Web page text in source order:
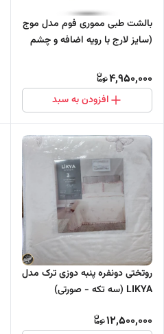
بالشت طبی مموری فوم مدل موج
(سایز لارج با رویه اضافه و چشم
4,950,000
افزودن به سبد
روتختی دونفره پنبه دوزی ترک مدل
LIKYA (سه تکه - صورتی)
12,500,000